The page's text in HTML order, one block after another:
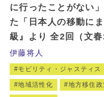
に行ったことがない
た「日本人の移動に
級』より 全2回（文春
伊藤将人
モビリティ・ジャスティス
地域活性化 地方移住政